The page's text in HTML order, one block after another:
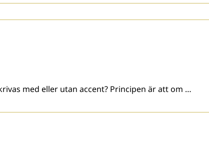
med eller utan accent? Principen är att om …